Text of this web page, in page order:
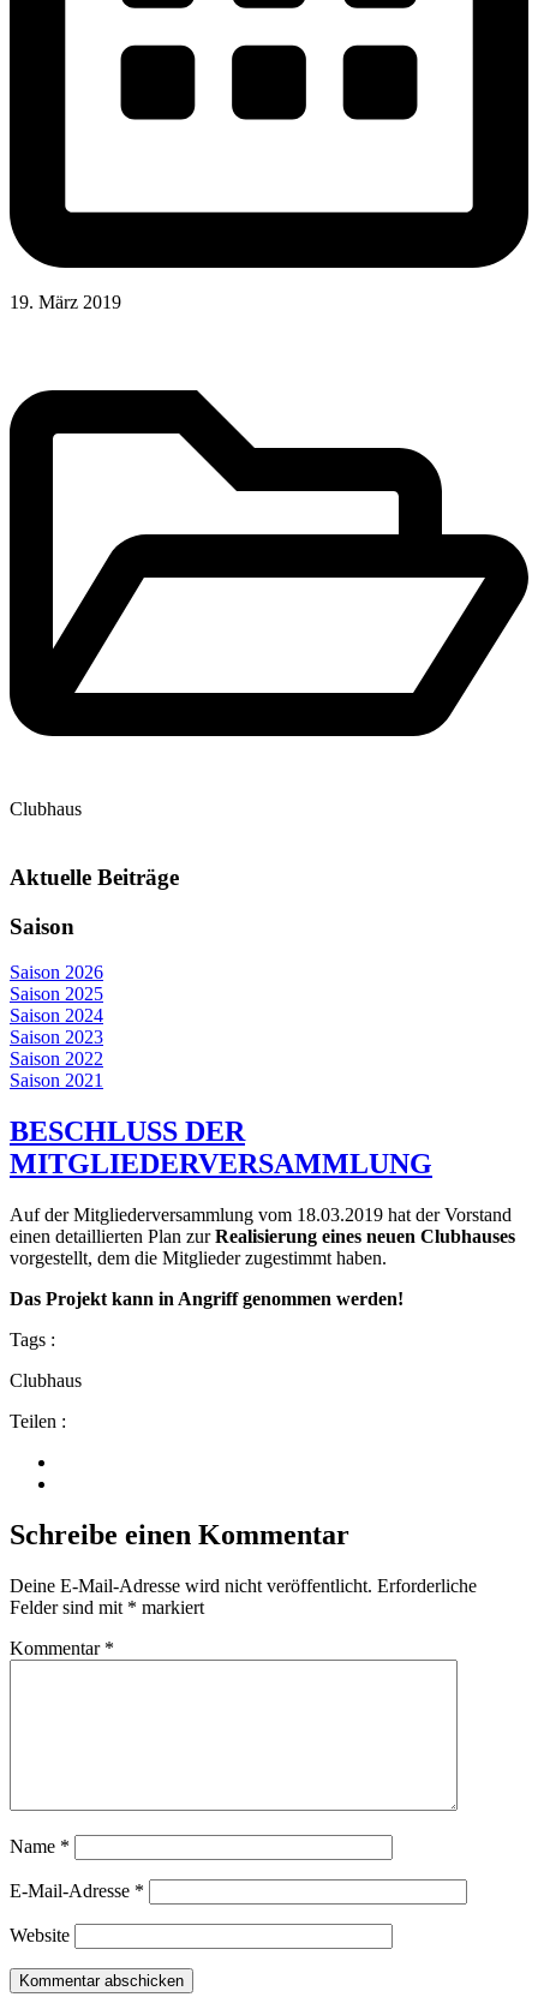
19. März 2019
Clubhaus
Aktuelle Beiträge
Saison
Saison 2026
Saison 2025
Saison 2024
Saison 2023
Saison 2022
Saison 2021
BESCHLUSS DER
MITGLIEDERVERSAMMLUNG
Auf der Mitgliederversammlung vom 18.03.2019 hat der Vorstand
einen detaillierten Plan zurRealisierung eines neuen Clubhauses
vorgestellt, dem die Mitglieder zugestimmt haben.
Das Projekt kann in Angriff genommen werden!
Tags :
Clubhaus
Teilen :
Schreibe einen Kommentar
Deine E-Mail-Adresse wird nicht veröffentlicht. Erforderliche
Felder sind mit * markiert
Kommentar *
Name *
E-Mail-Adresse *
Website